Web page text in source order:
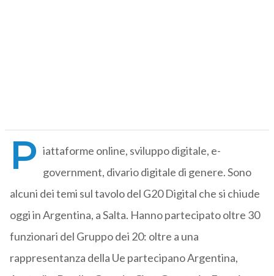
P iattaforme online, sviluppo digitale, e-
government, divario digitale di genere. Sono
alcuni dei temi sul tavolo del G20 Digital che si chiude
oggi in Argentina, a Salta. Hanno partecipato oltre 30
funzionari del Gruppo dei 20: oltre a una
rappresentanza della Ue partecipano Argentina,